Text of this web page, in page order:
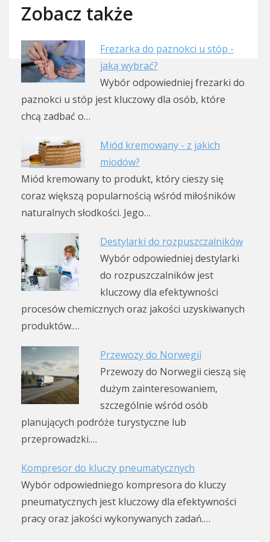
Zobacz także
Frezarka do paznokci u stóp -
jaką wybrać?
Wybór odpowiedniej frezarki do
paznokci u stóp jest kluczowy dla osób, które
chcą zadbać o…
Miód kremowany - z jakich
miodów?
Miód kremowany to produkt, który cieszy się
coraz większą popularnością wśród miłośników
naturalnych słodkości. Jego…
Destylarki do rozpuszczalników
Wybór odpowiedniej destylarki
do rozpuszczalników jest
kluczowy dla efektywności
procesów chemicznych oraz jakości uzyskiwanych
produktów.…
Przewozy do Norwegii
Przewozy do Norwegii cieszą się
dużym zainteresowaniem,
szczególnie wśród osób
planujących podróże turystyczne lub
przeprowadzki.…
Kompresor do kluczy pneumatycznych
Wybór odpowiedniego kompresora do kluczy
pneumatycznych jest kluczowy dla efektywności
pracy oraz jakości wykonywanych zadań.…